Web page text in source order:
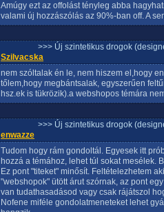
Amúgy ezt az offolást tényleg abba
valami új hozzászólás az 90%-ban off. A
>>> Új szintetikus drogok
Szilvacska
nem szóltalak én le, nem hiszem el,hogy
tőlem,hogy megbántsalak, egyszerűen
hsz.ek is tükrözik).a webshopos témára
>>> Új szintetikus drogok
enwazze
Tudom hogy rám gondoltál. Egyesek itt
hozzá a témához, lehet túl sokat mesélek.
Ez pont "titeket" minősít. Feltételezhetem
"webshopok" ütött árut szórnak, az pont
van tudathasadásod vagy csak rájátszol
Nofene miféle gondolatmeneteket lehet